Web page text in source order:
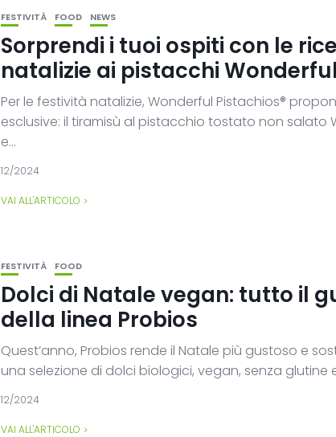
FESTIVITÀ FOOD NEWS
Sorprendi i tuoi ospiti con le
natalizie ai pistacchi
Per le festività natalizie, Wonderful Pistachios®
esclusive: il tiramisù al pistacchio tostato non salato
e...
12/2024
VAI ALL'ARTICOLO
FESTIVITÀ FOOD
Dolci di Natale vegan: tutto il
della linea Probios
Quest’anno, Probios rende il Natale più gustoso e
una selezione di dolci biologici, vegan, senza glutine
12/2024
VAI ALL'ARTICOLO